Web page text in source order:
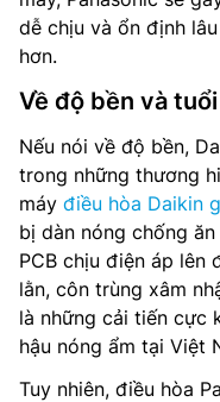
dễ chịu và ổn định
hơn.
Về độ bền và
Nếu nói về độ bền,
trong những thương
máy điều hòa Daikin
bị dàn nóng chống
PCB chịu điện áp lên
lằn, côn trùng xâm
là những cải tiến cực
hậu nóng ẩm tại Việt
Tuy nhiên, điều hòa